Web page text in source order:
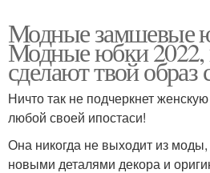
Модные замшевые
Модные юбки 2022,
сделают твой
Ничто так не подчеркнет
любой своей ипостаси!
Она никогда не выходит из
новыми деталями декора и